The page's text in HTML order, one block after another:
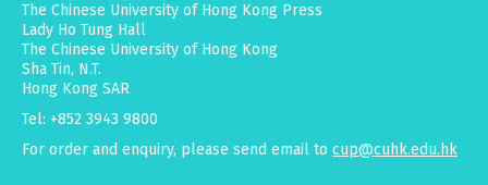
The Chinese University of Hong Kong Press
Lady Ho Tung Hall
The Chinese University of Hong Kong
Sha Tin, N.T.
Hong Kong SAR
Tel: +852 3943 9800
For order and enquiry, please send email to cup@cuhk.edu.hk